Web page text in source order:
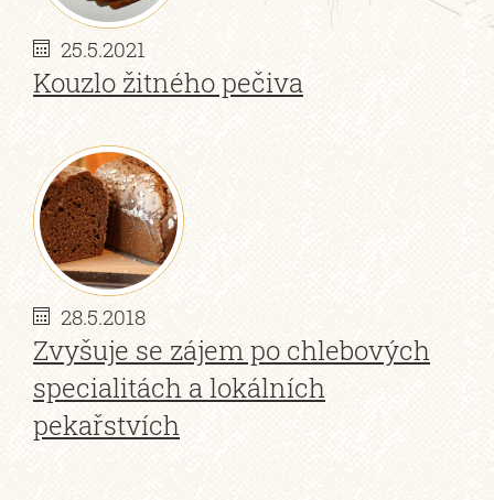
25.5.2021
Kouzlo žitného pečiva
28.5.2018
Zvyšuje se zájem po chlebových
specialitách a lokálních
pekařstvích